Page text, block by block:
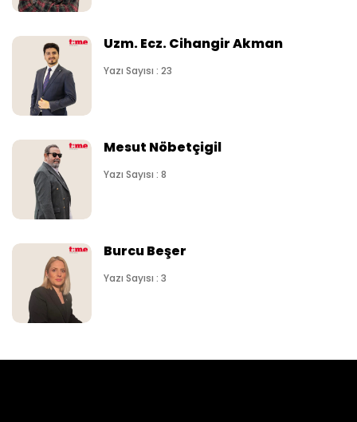
Uzm. Ecz. Cihangir Akman
Yazı Sayısı : 23
Mesut Nöbetçigil
Yazı Sayısı : 8
Burcu Beşer
Yazı Sayısı : 3